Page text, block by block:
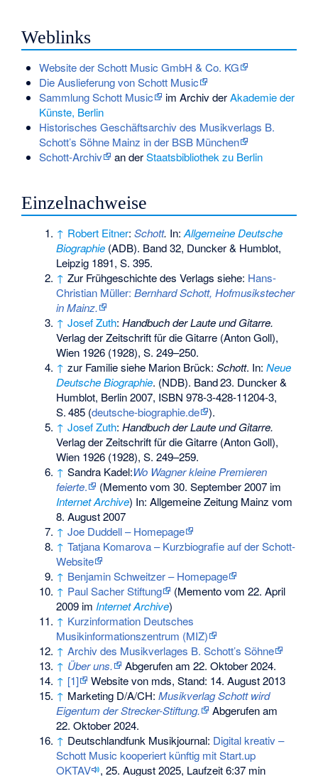
Weblinks
Website der Schott Music GmbH & Co. KG
Die Auslieferung von Schott Music
Sammlung Schott Music
im Archiv derAkademie der
Künste, Berlin
Historisches Geschäftsarchiv des Musikverlags B.
Schott’s Söhne Mainz in der BSB München
Schott-Archiv
an derStaatsbibliothek zu Berlin
Einzelnachweise
↑ Robert Eitner:Schott. In:Allgemeine Deutsche
Biographie (ADB). Band 32, Duncker & Humblot,
Leipzig 1891, S. 395.
↑ Zur Frühgeschichte des Verlags siehe: Hans-
Christian Müller:Bernhard Schott, Hofmusikstecher
in Mainz.
↑ Josef Zuth:Handbuch der Laute und Gitarre.
Verlag der Zeitschrift für die Gitarre (Anton Goll),
Wien 1926 (1928), S. 249–250.
↑ zur Familie siehe Marion Brück:Schott. In:Neue
Deutsche Biographie. (NDB). Band23. Duncker &
Humblot, Berlin 2007, ISBN 978-3-428-11204-3,
S.485 (deutsche-biographie.de
).
↑ Josef Zuth:Handbuch der Laute und Gitarre.
Verlag der Zeitschrift für die Gitarre (Anton Goll),
Wien 1926 (1928), S. 249–259.
↑ Sandra Kadel:Wo Wagner kleine Premieren
feierte. (Mementovom 30. September 2007 im
Internet Archive) In: Allgemeine Zeitung Mainz vom
8. August 2007
↑ Joe Duddell – Homepage
↑ Tatjana Komarova – Kurzbiografie auf der Schott-
Website
↑ Benjamin Schweitzer – Homepage
↑ Paul Sacher Stiftung (Mementovom 22. April
2009 im Internet Archive)
↑ Kurzinformation Deutsches
Musikinformationszentrum (MIZ)
↑ Archiv des Musikverlages B. Schott’s Söhne
↑ Über uns. Abgerufen am 22. Oktober 2024.
↑ [1]
Website von mds, Stand: 14. August 2013
↑ Marketing D/A/CH:Musikverlag Schott wird
Eigentum der Strecker-Stiftung.
Abgerufen am
22. Oktober 2024.
↑ Deutschlandfunk Musikjournal: Digital kreativ –
Schott Music kooperiert künftig mit Start.up
OKTAV
, 25. August 2025, Laufzeit 6:37 min